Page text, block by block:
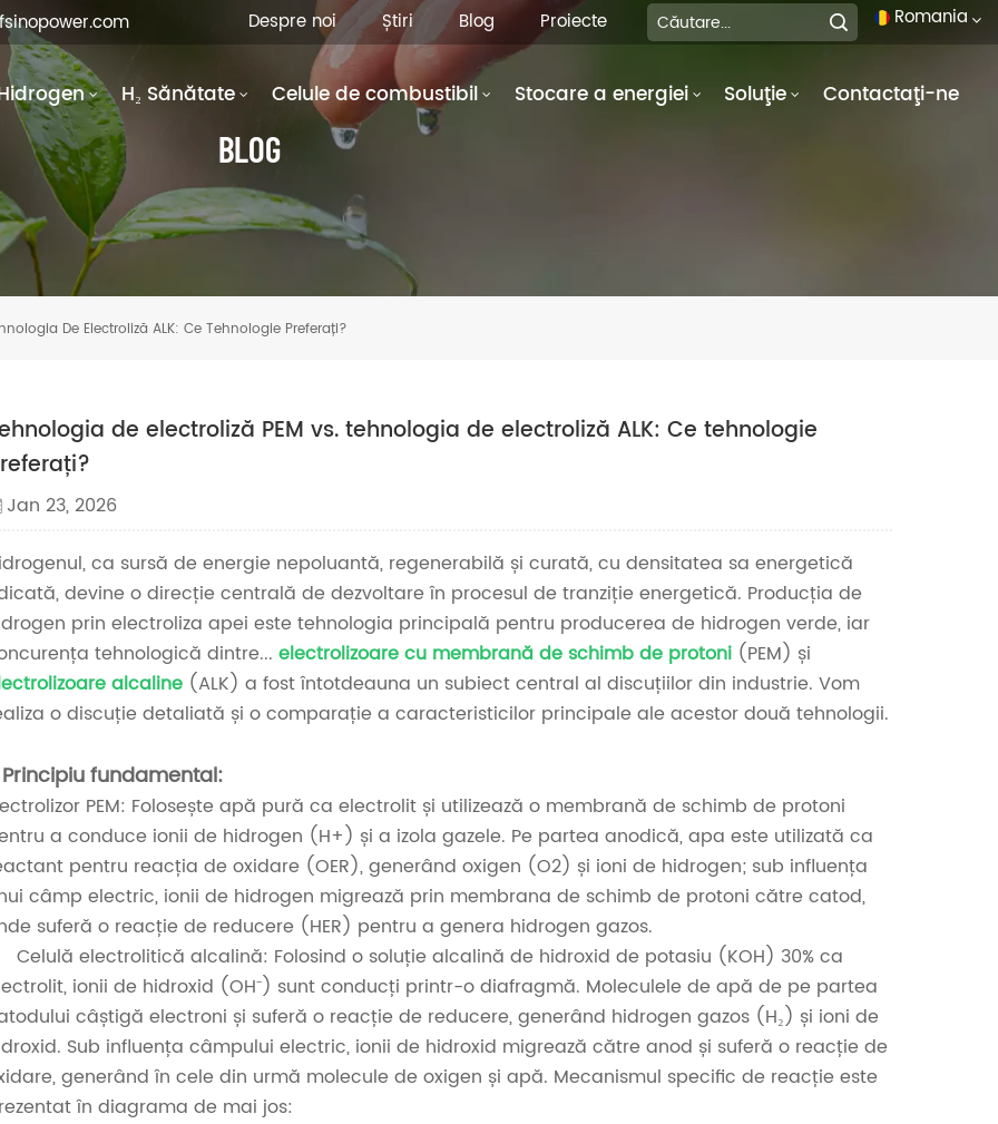
Romania
한국의
Romania
Melayu
Despre noi Știri Blog Proiecte
H₂ Sănătate Celule de combustibil Stocare a energiei Soluţie Contactaţi-ne
BLOG
De Electroliză ALK: Ce Tehnologie Preferați?
de electroliză PEM vs. tehnologia de electroliză ALK: Ce tehnologie
Jan 23, 2026
ca sursă de energie nepoluantă, regenerabilă și curată, cu densitatea sa energetică
devine o direcție centrală de dezvoltare în procesul de tranziție energetică. Producția de
prin electroliza apei este tehnologia principală pentru producerea de hidrogen verde, iar
tehnologică dintre... electrolizoare cu membrană de schimb de protoni(PEM) și
alcaline(ALK) a fost întotdeauna un subiect central al discuțiilor din industrie. Vom
o discuție detaliată și o comparație a caracteristicilor principale ale acestor două tehnologii.
Principiu fundamental:
PEM: Folosește apă pură ca electrolit și utilizează o membrană de schimb de protoni
a conduce ionii de hidrogen (H+) și a izola gazele. Pe partea anodică, apa este utilizată ca
pentru reacția de oxidare (OER), generând oxigen (O2) și ioni de hidrogen; sub influența
câmp electric, ionii de hidrogen migrează prin membrana de schimb de protoni către catod,
suferă o reacție de reducere (HER) pentru a genera hidrogen gazos.
Celulă electrolitică alcalină: Folosind o soluție alcalină de hidroxid de potasiu (KOH) 30% ca
ionii de hidroxid (OH⁻) sunt conducți printr-o diafragmă. Moleculele de apă de pe partea
câștigă electroni și suferă o reacție de reducere, generând hidrogen gazos (H₂) și ioni de
Sub influența câmpului electric, ionii de hidroxid migrează către anod și suferă o reacție de
generând în cele din urmă molecule de oxigen și apă. Mecanismul specific de reacție este
în diagrama de mai jos: